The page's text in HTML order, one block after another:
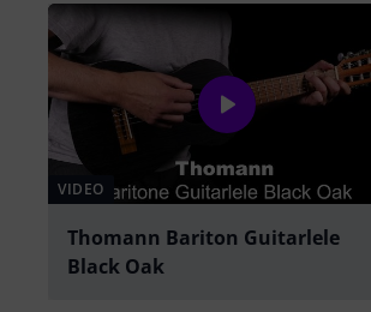
VIDEO
Thomann Bariton Guitarlele
Black Oak